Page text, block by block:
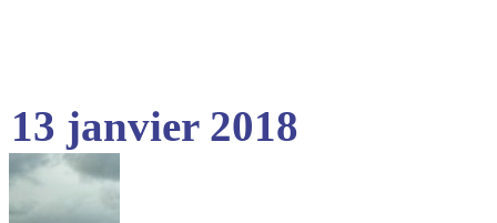
13 janvier 2018